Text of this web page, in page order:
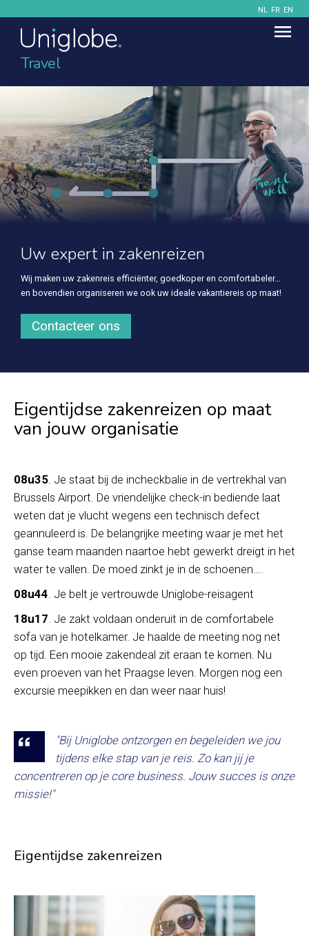
NL FR EN
Travel
Uw expert in zakenreizen
Wij maken uw zakenreis efficiënter, goedkoper en comfortabeler…
en bovendien organiseren we ook uw ideale vakantiereis op maat!
Contacteer ons
Eigentijdse zakenreizen op maat
van jouw organisatie
08u35. Je staat bij de incheckbalie in de vertrekhal van
Brussels Airport. De vriendelijke check-in bediende laat
weten dat je vlucht wegens een technisch defect
geannuleerd is. De belangrijke meeting waar je met het
ganse team maanden naartoe hebt gewerkt dreigt in het
water te vallen. De moed zinkt je in de schoenen….
08u44. Je belt je vertrouwde Uniglobe-reisagent
18u17. Je zakt voldaan onderuit in de comfortabele
sofa van je hotelkamer. Je haalde de meeting nog net
op tijd. Een mooie zakendeal zit eraan te komen. Nu
even proeven van het Praagse leven. Morgen nog een
excursie meepikken en dan weer naar huis!
"Bij Uniglobe ontzorgen en begeleiden we jou
tijdens elke stap van je reis. Zo kan jij je
concentreren op je core business. Jouw succes is onze
missie!"
Eigentijdse zakenreizen